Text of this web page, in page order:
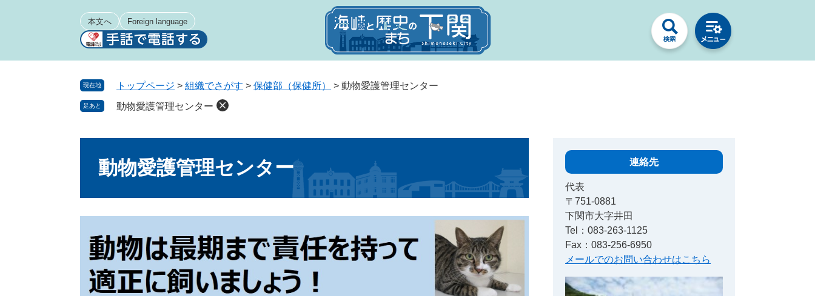
本文へ Foreign language
現在地 トップページ > 組織でさがす > 保健部（保健所） > 動物愛護管理センター
足あと 動物愛護管理センター
動物愛護管理センター 連絡先
代表
〒751-0881
下関市大字井田
Tel：083-263-1125
Fax：083-256-6950
メールでのお問い合わせはこちら